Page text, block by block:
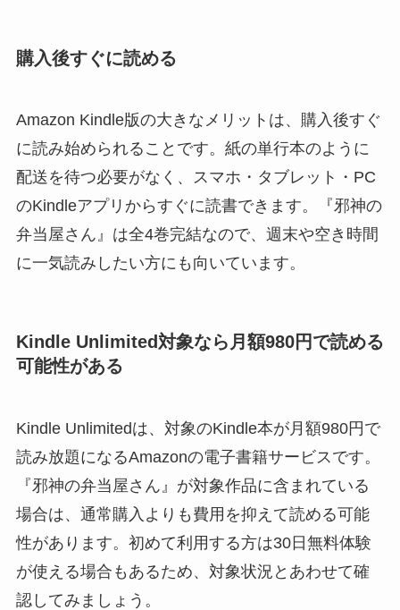
購入後すぐに読める
Amazon Kindle版の大きなメリットは、購入後すぐ
に読み始められることです。紙の単行本のように
配送を待つ必要がなく、スマホ・タブレット・PC
のKindleアプリからすぐに読書できます。『邪神の
弁当屋さん』は全4巻完結なので、週末や空き時間
に一気読みしたい方にも向いています。
Kindle Unlimited対象なら月額980円で読める
可能性がある
Kindle Unlimitedは、対象のKindle本が月額980円で
読み放題になるAmazonの電子書籍サービスです。
『邪神の弁当屋さん』が対象作品に含まれている
場合は、通常購入よりも費用を抑えて読める可能
性があります。初めて利用する方は30日無料体験
が使える場合もあるため、対象状況とあわせて確
認してみましょう。